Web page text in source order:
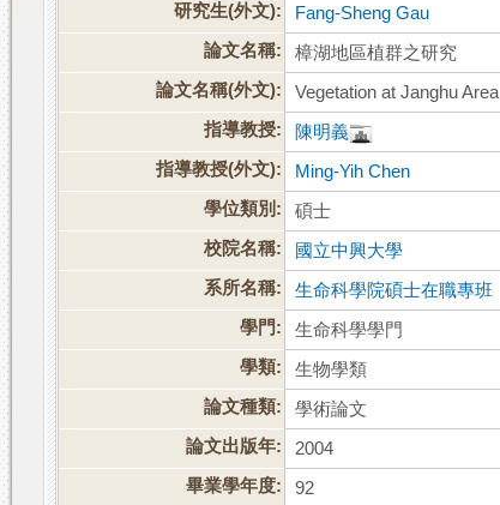
研究生(外文):
Fang-Sheng Gau
論文名稱:
樟湖地區植群之研究
論文名稱(外文):
Vegetation at Janghu Area
指導教授:
陳明義
指導教授(外文):
Ming-Yih Chen
學位類別:
碩士
校院名稱:
國立中興大學
系所名稱:
生命科學院碩士在職專班
學門:
生命科學學門
學類:
生物學類
論文種類:
學術論文
論文出版年:
2004
畢業學年度:
92